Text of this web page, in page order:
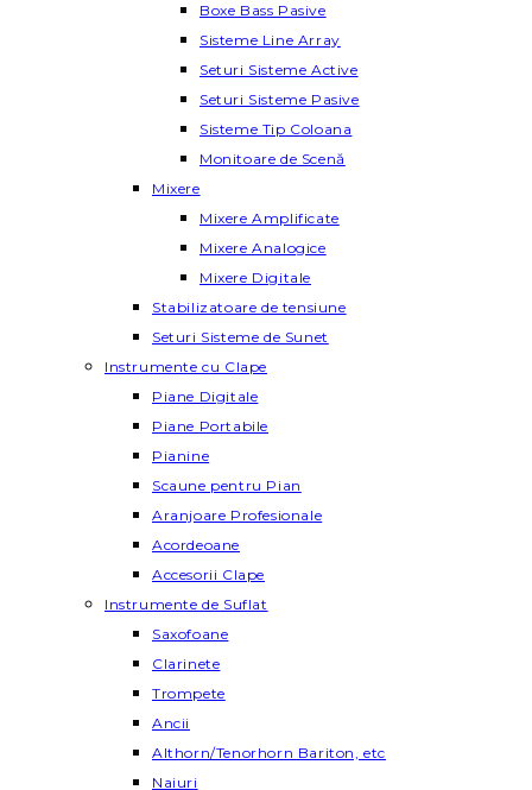
Boxe Bass Pasive
Sisteme Line Array
Seturi Sisteme Active
Seturi Sisteme Pasive
Sisteme Tip Coloana
Monitoare de Scenă
Mixere
Mixere Amplificate
Mixere Analogice
Mixere Digitale
Stabilizatoare de tensiune
Seturi Sisteme de Sunet
Instrumente cu Clape
Piane Digitale
Piane Portabile
Pianine
Scaune pentru Pian
Aranjoare Profesionale
Acordeoane
Accesorii Clape
Instrumente de Suflat
Saxofoane
Clarinete
Trompete
Ancii
Althorn/Tenorhorn Bariton, etc
Naiuri